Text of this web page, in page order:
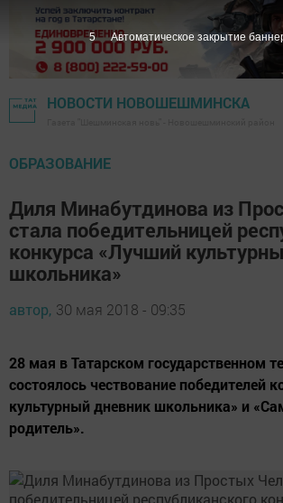
НОВОСТИ НОВОШЕШМИНСКА
ОБРАЗОВАНИЕ
Диля Минабутдинова из
стала победительницей
конкурса «Лучший
школьника»
автор, 30 мая 2018 - 09:35
28 мая в Татарском государственном
состоялось чествование победителей
культурный дневник школьника» и
родитель».
4 Автоматическое закрытие